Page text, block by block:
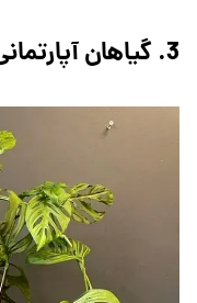
3. گیاهان آپارتمانی مانسترا آدانسونی